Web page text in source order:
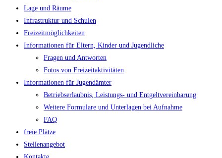
Lage und Räume
Infrastruktur und Schulen
Freizeitmöglichkeiten
Informationen für Eltern, Kinder und Jugendliche
Fragen und Antworten
Fotos von Freizeitaktivitäten
Informationen für Jugendämter
Betriebserlaubnis, Leistungs- und Entgeltvereinbarung
Weitere Formulare und Unterlagen bei Aufnahme
FAQ
freie Plätze
Stellenangebot